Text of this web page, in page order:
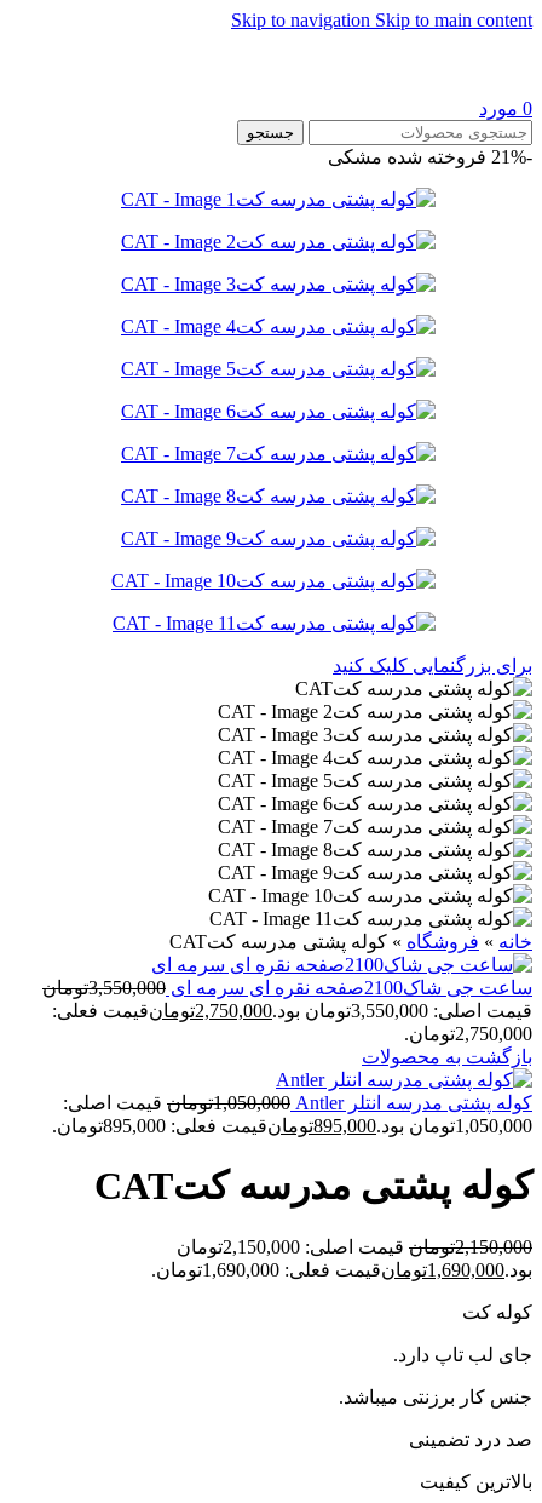
Skip to navigation Skip to main content
0 مورد
جستجو
-21% فروخته شده مشکی
برای بزرگنمایی کلیک کنید
خانه » فروشگاه » کوله پشتی مدرسه کتCAT
ساعت جی شاک2100صفحه نقره ای سرمه ای 3,550,000تومان
قیمت اصلی: 3,550,000تومان بود.
2,750,000تومانقیمت فعلی:
2,750,000تومان.
بازگشت به محصولات
کوله پشتی مدرسه انتلر Antler 1,050,000تومان قیمت اصلی:
1,050,000تومان بود.
895,000تومانقیمت فعلی: 895,000تومان.
کوله پشتی مدرسه کتCAT
2,150,000تومان
قیمت اصلی: 2,150,000تومان
بود.1,690,000تومانقیمت فعلی: 1,690,000تومان.
کوله کت
جای لب تاپ دارد.
جنس کار برزنتی میباشد.
صد درد تضمینی
بالاترین کیفیت